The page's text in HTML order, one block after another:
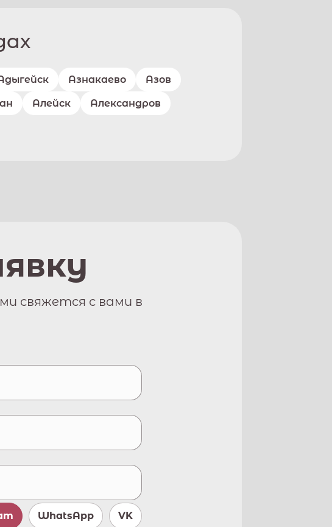
Азнакаево Азов
Алейск Александров
свяжется с вами в
WhatsApp VK